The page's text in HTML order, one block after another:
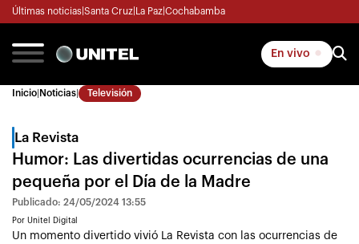
Últimas noticias Santa Cruz La Paz Cochabamba
En vivo
Inicio Noticias Televisión
La Revista
Humor: Las divertidas ocurrencias de una
pequeña por el Día de la Madre
Publicado: 24/05/2024 13:55
Por Unitel Digital
Un momento divertido vivió La Revista con las ocurrencias de